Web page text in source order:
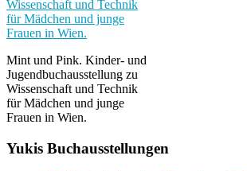
Mint und Pink. Kinder- und
Jugendbuchausstellung zu
Wissenschaft und Technik
für Mädchen und junge
Frauen in Wien.
Yukis Buchausstellungen